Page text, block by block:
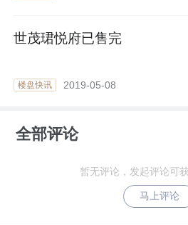
世茂珺悦府已售完
楼盘快讯 2019-05-08
全部评论
暂无评论，发起评论可
马上评论